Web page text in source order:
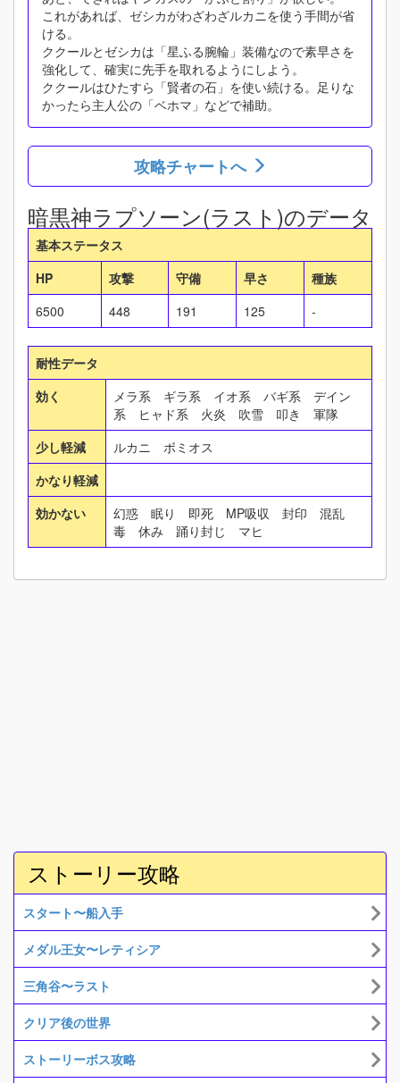
これがあれば、ゼシカがわざわざルカニを使う手間が省
ける。
ククールとゼシカは「星ふる腕輪」装備なので素早さを
強化して、確実に先手を取れるようにしよう。
ククールはひたすら「賢者の石」を使い続ける。足りな
かったら主人公の「ベホマ」などで補助。
攻略チャートへ
暗黒神ラプソーン(ラスト)のデータ
基本ステータス
HP
攻撃 守備 早さ
種族
6500
448 191 125 -
耐性データ
効く
メラ系 ギラ系 イオ系 バギ系 デイン
系 ヒャド系 火炎 吹雪 叩き 軍隊
少し軽減
ルカニ ボミオス
かなり軽減
効かない
幻惑 眠り 即死 MP吸収 封印 混乱
毒 休み 踊り封じ マヒ
ストーリー攻略
スタート〜船入手
メダル王女〜レティシア
三角谷〜ラスト
クリア後の世界
ストーリーボス攻略